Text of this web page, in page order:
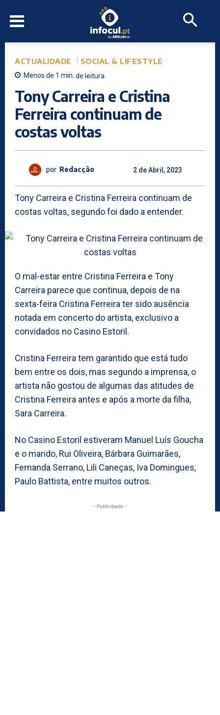
ACTUALIDADE SOCIAL & LIFESTYLE
Menos de 1 min. de leitura
Tony Carreira e Cristina
Ferreira continuam de
costas voltas
por Redacção 2 de Abril, 2023
Tony Carreira e Cristina Ferreira continuam de
costas voltas, segundo foi dado a entender.
O mal-estar entre Cristina Ferreira e Tony
Carreira parece que continua, depois de na
sexta-feira Cristina Ferreira ter sido ausência
notada em concerto do artista, exclusivo a
convidados no Casino Estoril.
Cristina Ferreira tem garantido que está tudo
bem entre os dois, mas segundo a imprensa, o
artista não gostou de algumas das atitudes de
Cristina Ferreira antes e após a morte da filha,
Sara Carreira.
No Casino Estoril estiveram Manuel Luís Goucha
e o marido, Rui Oliveira, Bárbara Guimarães,
Fernanda Serrano, Lili Caneças, Iva Domingues,
Paulo Battista, entre muitos outros.
- Publicidade -